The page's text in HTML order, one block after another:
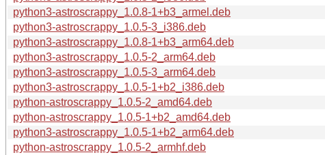
python3-astroscrappy_1.0.8-1+b3_armel.deb
python3-astroscrappy_1.0.5-3_i386.deb
python3-astroscrappy_1.0.8-1+b3_arm64.deb
python3-astroscrappy_1.0.5-2_arm64.deb
python3-astroscrappy_1.0.5-3_arm64.deb
python3-astroscrappy_1.0.5-1+b2_i386.deb
python-astroscrappy_1.0.5-2_amd64.deb
python-astroscrappy_1.0.5-1+b2_amd64.deb
python3-astroscrappy_1.0.5-1+b2_arm64.deb
python-astroscrappy_1.0.5-2_armhf.deb